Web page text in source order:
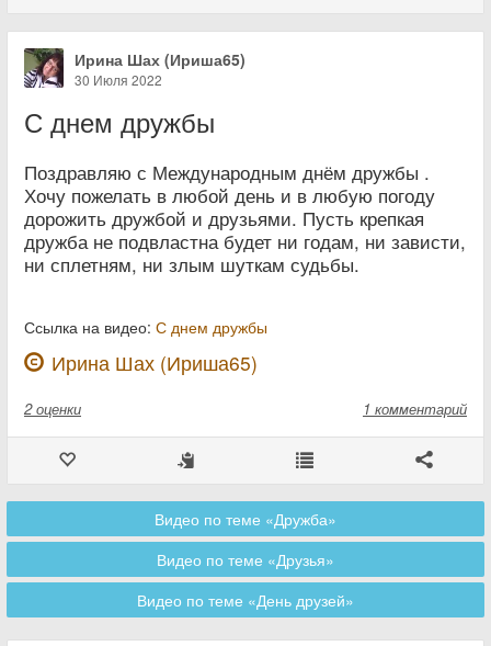
Ирина Шах (Ириша65)
30 Июля 2022
С днем дружбы
Поздравляю с Международным днём дружбы .
Хочу пожелать в любой день и в любую погоду
дорожить дружбой и друзьями. Пусть крепкая
дружба не подвластна будет ни годам, ни зависти,
ни сплетням, ни злым шуткам судьбы.
Ссылка на видео: С днем дружбы
Ирина Шах (Ириша65)
2 оценки 1 комментарий
Видео по теме «Дружба»
Видео по теме «Друзья»
Видео по теме «День друзей»